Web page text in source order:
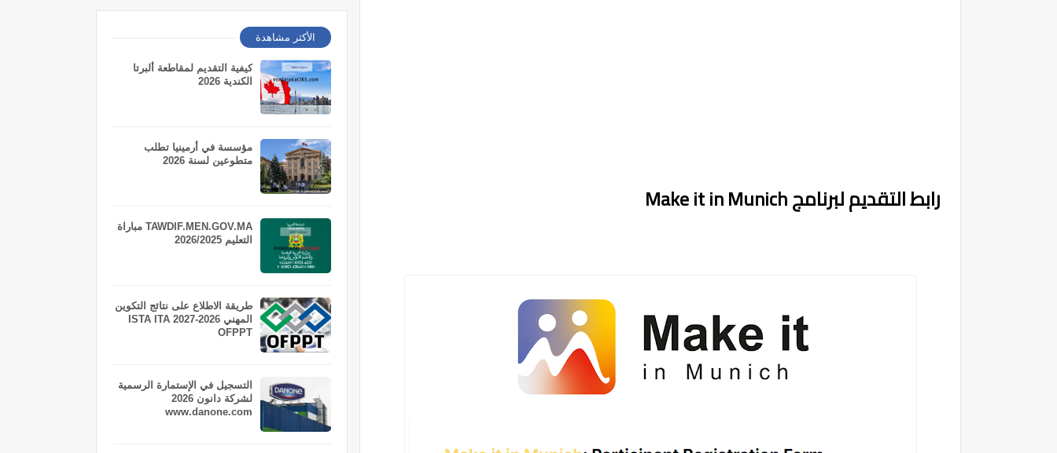
رابط التقديم لبرنامج Make it in Munich
الأكثر مشاهدة
كيفية التقديم لمقاطعة ألبرتا
الكندية 2026
مؤسسة في أرمينيا تطلب
متطوعين لسنة 2026
TAWDIF.MEN.GOV.MA مباراة
التعليم 2026/2025
طريقة الاطلاع على نتائج التكوين
المهني 2026-2027 ISTA ITA
OFPPT
التسجيل في الإستمارة الرسمية
لشركة دانون 2026
www.danone.com